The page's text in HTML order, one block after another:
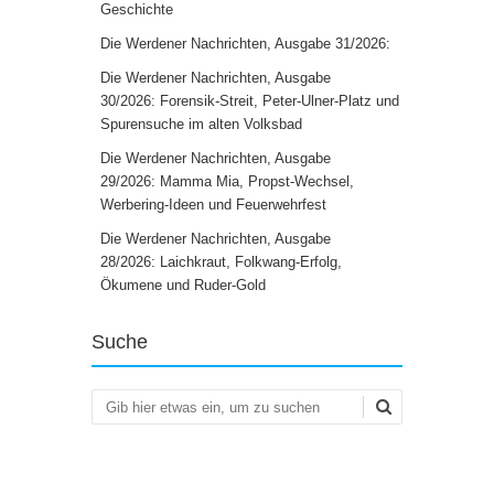
Geschichte
Die Werdener Nachrichten, Ausgabe 31/2026:
Die Werdener Nachrichten, Ausgabe
30/2026: Forensik-Streit, Peter-Ulner-Platz und
Spurensuche im alten Volksbad
Die Werdener Nachrichten, Ausgabe
29/2026: Mamma Mia, Propst-Wechsel,
Werbering-Ideen und Feuerwehrfest
Die Werdener Nachrichten, Ausgabe
28/2026: Laichkraut, Folkwang-Erfolg,
Ökumene und Ruder-Gold
Suche
Suchen